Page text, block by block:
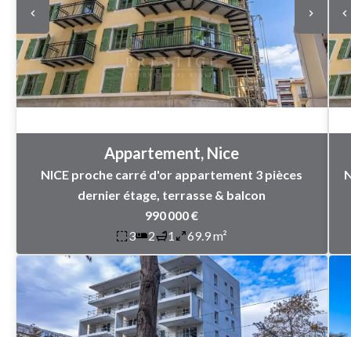
Appartement, Nice
NICE proche carré d'or appartement 3 pièces
dernier étage, terrasse & balcon
990 000 €
3
2 1 69.9 m²